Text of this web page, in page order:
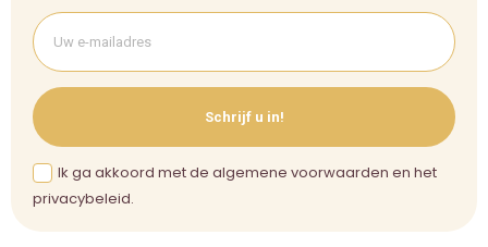
Schrijf u in!
Ik ga akkoord met de algemene voorwaarden en het
privacybeleid.